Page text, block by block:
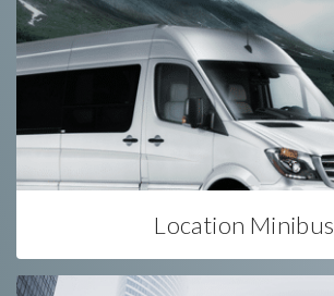
Location Minibus